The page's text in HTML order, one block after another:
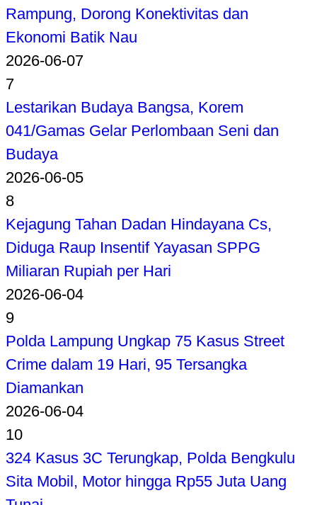
Rampung, Dorong Konektivitas dan
Ekonomi Batik Nau
2026-06-07
7
Lestarikan Budaya Bangsa, Korem
041/Gamas Gelar Perlombaan Seni dan
Budaya
2026-06-05
8
Kejagung Tahan Dadan Hindayana Cs,
Diduga Raup Insentif Yayasan SPPG
Miliaran Rupiah per Hari
2026-06-04
9
Polda Lampung Ungkap 75 Kasus Street
Crime dalam 19 Hari, 95 Tersangka
Diamankan
2026-06-04
10
324 Kasus 3C Terungkap, Polda Bengkulu
Sita Mobil, Motor hingga Rp55 Juta Uang